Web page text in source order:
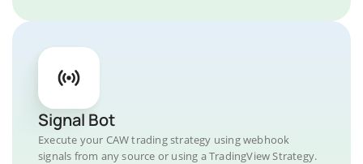
Signal Bot
Execute your CAW trading strategy using webhook
signals from any source or using a TradingView Strategy.